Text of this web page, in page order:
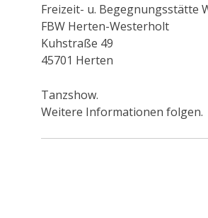
Freizeit- u. Begegnungsstätte
FBW Herten-Westerholt
Kuhstraße 49
45701 Herten
Tanzshow.
Weitere Informationen folgen.